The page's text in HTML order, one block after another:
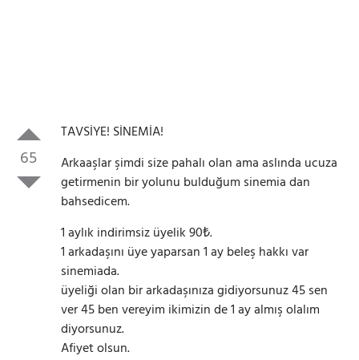
65
TAVSİYE! SİNEMİA!
Arkaaşlar şimdi size pahalı olan ama aslında ucuza
getirmenin bir yolunu bulduğum sinemia dan
bahsedicem.
1 aylık indirimsiz üyelik 90₺.
1 arkadaşını üye yaparsan 1 ay beleş hakkı var
sinemiada.
üyeliği olan bir arkadaşınıza gidiyorsunuz 45 sen
ver 45 ben vereyim ikimizin de 1 ay almış olalım
diyorsunuz.
Afiyet olsun.